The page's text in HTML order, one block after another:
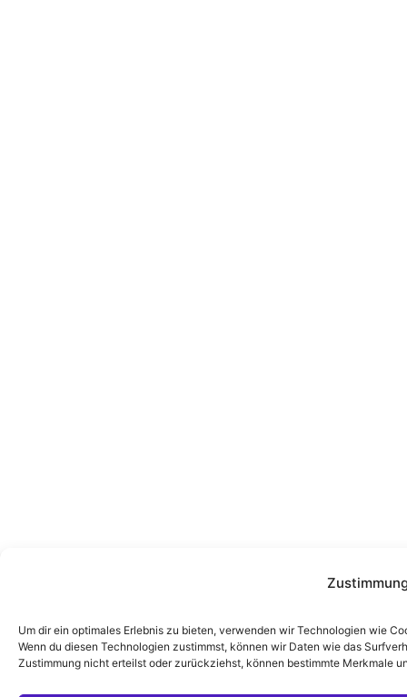
Um dir ein optimales Erlebnis zu bieten, verwenden wir Technologien wie
Wenn du diesen Technologien zustimmst, können wir Daten wie das
Zustimmung nicht erteilst oder zurückziehst, können bestimmte Merkmale